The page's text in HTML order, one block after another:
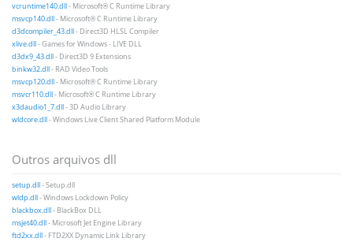
vcruntime140.dll- Microsoft® C Runtime Library
msvcp140.dll- Microsoft® C Runtime Library
d3dcompiler_43.dll- Direct3D HLSL Compiler
xlive.dll- Games for Windows - LIVE DLL
d3dx9_43.dll- Direct3D 9 Extensions
binkw32.dll- RAD Video Tools
msvcp120.dll- Microsoft® C Runtime Library
msvcr110.dll- Microsoft® C Runtime Library
x3daudio1_7.dll- 3D Audio Library
wldcore.dll- Windows Live Client Shared Platform Module
Outros arquivos dll
setup.dll- Setup.dll
wldp.dll- Windows Lockdown Policy
blackbox.dll- BlackBox DLL
msjet40.dll- Microsoft Jet Engine Library
ftd2xx.dll- FTD2XX Dynamic Link Library